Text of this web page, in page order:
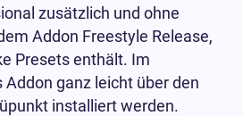
zusätzlich und ohne
Addon Freestyle Release,
Presets enthält. Im
ganz leicht über den
installiert werden.